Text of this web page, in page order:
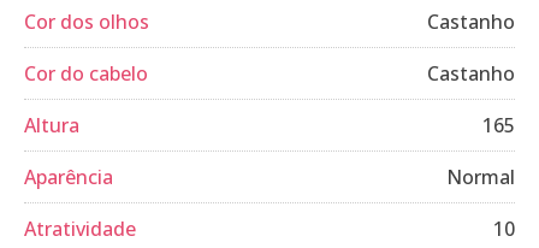
Cor dos olhos
Castanho
Cor do cabelo
Castanho
Altura
165
Aparência
Normal
Atratividade
10